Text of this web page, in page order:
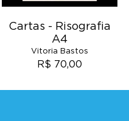
Cartas - Risografia
A4
Vitoria Bastos
R$ 70,00